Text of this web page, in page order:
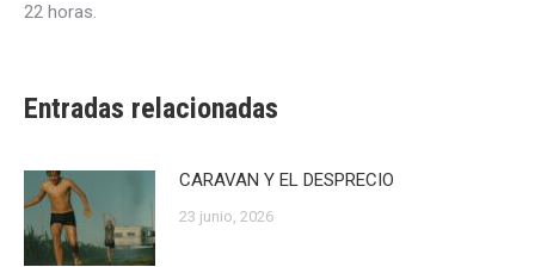
22 horas.
Entradas relacionadas
CARAVAN Y EL DESPRECIO
23 junio, 2026